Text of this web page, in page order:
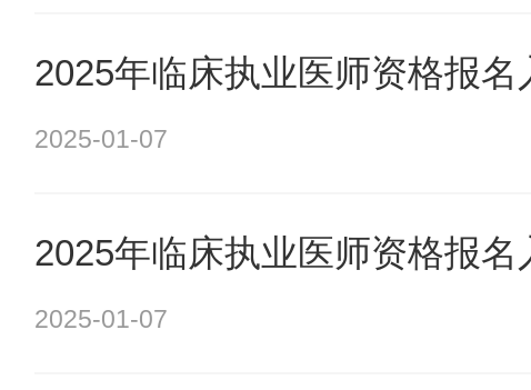
2025年临床执业医师资格报
2025-01-07
2025年临床执业医师资格报名
2025-01-07